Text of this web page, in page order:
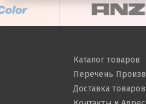
Каталог товаров
Перечень
Доставка